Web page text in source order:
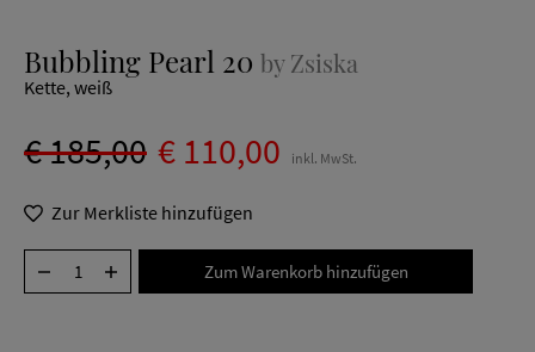
Bubbling Pearl 20 by Zsiska
Kette, weiß
€ 185,00 € 110,00 inkl. MwSt.
Zur Merkliste hinzufügen